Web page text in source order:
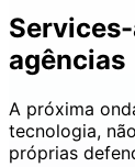
agências
A próxima
tecnologia,
próprias